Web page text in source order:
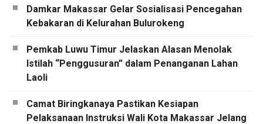
Damkar Makassar Gelar Sosialisasi Pencegahan
Kebakaran di Kelurahan Bulurokeng
Pemkab Luwu Timur Jelaskan Alasan Menolak
Istilah “Penggusuran” dalam Penanganan Lahan
Laoli
Camat Biringkanaya Pastikan Kesiapan
Pelaksanaan Instruksi Wali Kota Makassar Jelang